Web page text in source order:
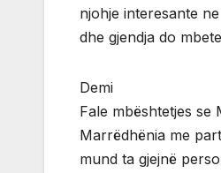
njohje interesante
dhe gjendja do
Demi
Fale mbështetjes
Marrëdhënia me
mund ta gjejnë